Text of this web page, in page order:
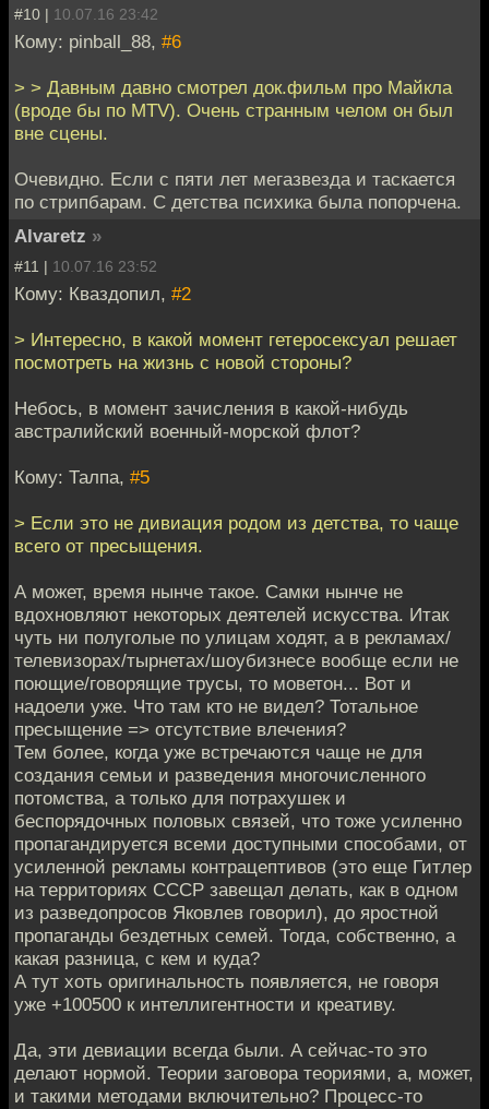
#10 | 10.07.16 23:42
Кому: pinball_88, #6
> > Давным давно смотрел док.фильм про Майкла
(вроде бы по MTV). Очень странным челом он был
вне сцены.
Очевидно. Если с пяти лет мегазвезда и таскается
по стрипбарам. С детства психика была попорчена.
Alvaretz »
#11 | 10.07.16 23:52
Кому: Кваздопил, #2
> Интересно, в какой момент гетеросексуал решает
посмотреть на жизнь с новой стороны?
Небось, в момент зачисления в какой-нибудь
австралийский военный-морской флот?
Кому: Талпа, #5
> Если это не дивиация родом из детства, то чаще
всего от пресыщения.
А может, время нынче такое. Самки нынче не
вдохновляют некоторых деятелей искусства. Итак
чуть ни полуголые по улицам ходят, а в рекламах/
телевизорах/тырнетах/шоубизнесе вообще если не
поющие/говорящие трусы, то моветон... Вот и
надоели уже. Что там кто не видел? Тотальное
пресыщение => отсутствие влечения?
Тем более, когда уже встречаются чаще не для
создания семьи и разведения многочисленного
потомства, а только для потрахушек и
беспорядочных половых связей, что тоже усиленно
пропагандируется всеми доступными способами, от
усиленной рекламы контрацептивов (это еще Гитлер
на территориях СССР завещал делать, как в одном
из разведопросов Яковлев говорил), до яростной
пропаганды бездетных семей. Тогда, собственно, а
какая разница, с кем и куда?
А тут хоть оригинальность появляется, не говоря
уже +100500 к интеллигентности и креативу.
Да, эти девиации всегда были. А сейчас-то это
делают нормой. Теории заговора теориями, а, может,
и такими методами включительно? Процесс-то